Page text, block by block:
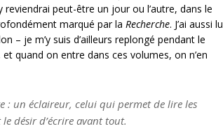
peut-être un jour ou l’autre, dans le
marqué par la Recherche. J’ai aussi lu
– je m’y suis d’ailleurs replongé pendant le
quand on entre dans ces volumes, on n’en
: un éclaireur, celui qui permet de lire les
désir d’écrire avant tout.